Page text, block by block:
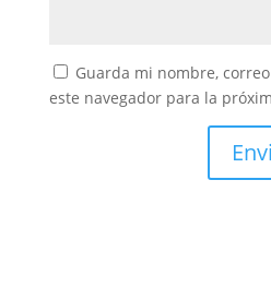
Guarda mi nombre,
este navegador para la